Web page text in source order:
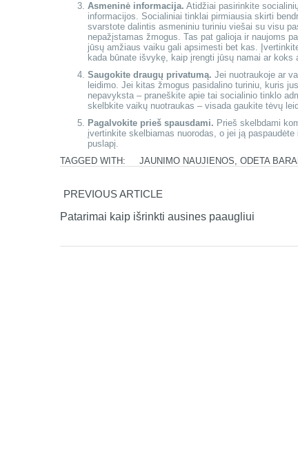
Asmeninė informacija. Atidžiai pasirinkite
informacijos. Socialiniai tinklai pirmiausia skirti
svarstote dalintis asmeniniu turiniu viešai su visu
nepažįstamas žmogus. Tas pat galioja ir naujoms
jūsų amžiaus vaiku gali apsimesti bet kas.
kada būnate išvykę, kaip įrengti jūsų namai ar koks
Saugokite draugų privatumą. Jei nuotraukoje ar
leidimo. Jei kitas žmogus pasidalino turiniu, kuris
nepavyksta – praneškite apie tai socialinio tinklo
skelbkite vaikų nuotraukas – visada gaukite tėvų
Pagalvokite prieš spausdami. Prieš skelbdami
įvertinkite skelbiamas nuorodas, o jei ją
puslapį.
TAGGED WITH:
JAUNIMO NAUJIENOS, ODETA
PREVIOUS ARTICLE
Patarimai kaip išrinkti ausines paaugliui